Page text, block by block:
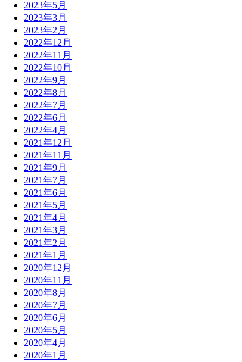
2023年5月
2023年3月
2023年2月
2022年12月
2022年11月
2022年10月
2022年9月
2022年8月
2022年7月
2022年6月
2022年4月
2021年12月
2021年11月
2021年9月
2021年7月
2021年6月
2021年5月
2021年4月
2021年3月
2021年2月
2021年1月
2020年12月
2020年11月
2020年8月
2020年7月
2020年6月
2020年5月
2020年4月
2020年1月